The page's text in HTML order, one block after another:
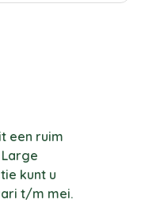
een ruim
kunt u
t/m mei.